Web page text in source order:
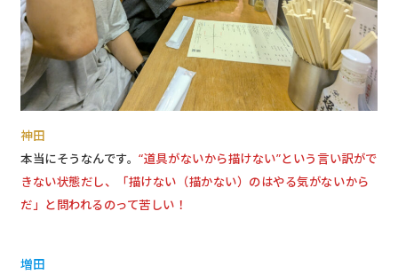
神田
本当にそうなんです。“道具がないから描けない”という言い訳がで
きない状態だし、「描けない（描かない）のはやる気がないから
だ」と問われるのって苦しい！
増田